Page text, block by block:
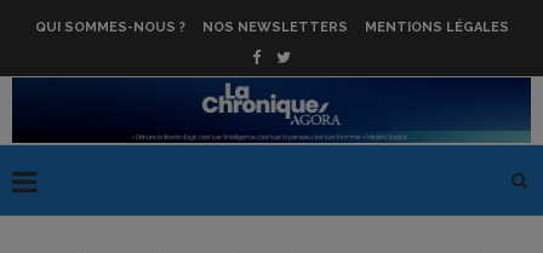
QUI SOMMES-NOUS ? NOS NEWSLETTERS MENTIONS LÉGALES